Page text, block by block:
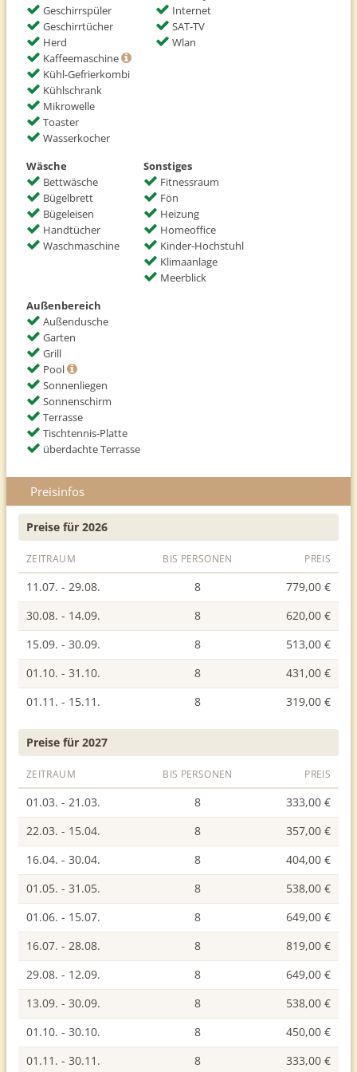
Geschirrspüler
Geschirrtücher
Herd
Kaffeemaschine
Kühl-Gefrierkombi
Kühlschrank
Mikrowelle
Toaster
Wasserkocher
Internet
SAT-TV
Wlan
Wäsche
Bettwäsche
Bügelbrett
Bügeleisen
Handtücher
Waschmaschine
Sonstiges
Fitnessraum
Fön
Heizung
Homeoffice
Kinder-Hochstuhl
Klimaanlage
Meerblick
Außenbereich
Außendusche
Garten
Grill
Pool
Sonnenliegen
Sonnenschirm
Terrasse
Tischtennis-Platte
überdachte Terrasse
Preisinfos
Preise für 2026
ZEITRAUM BIS PERSONEN PREIS
11.07. - 29.08. 8
779,00 €
30.08. - 14.09.
8
620,00 €
15.09. - 30.09.
8
513,00 €
01.10. - 31.10.
8
431,00 €
01.11. - 15.11.
8 319,00 €
Preise für 2027
ZEITRAUM BIS PERSONEN PREIS
01.03. - 21.03. 8
333,00 €
22.03. - 15.04.
8
357,00 €
16.04. - 30.04.
8
404,00 €
01.05. - 31.05.
8
538,00 €
01.06. - 15.07.
8
649,00 €
16.07. - 28.08.
8
819,00 €
29.08. - 12.09.
8
649,00 €
13.09. - 30.09.
8
538,00 €
01.10. - 30.10.
8
450,00 €
01.11. - 30.11.
8 333,00 €